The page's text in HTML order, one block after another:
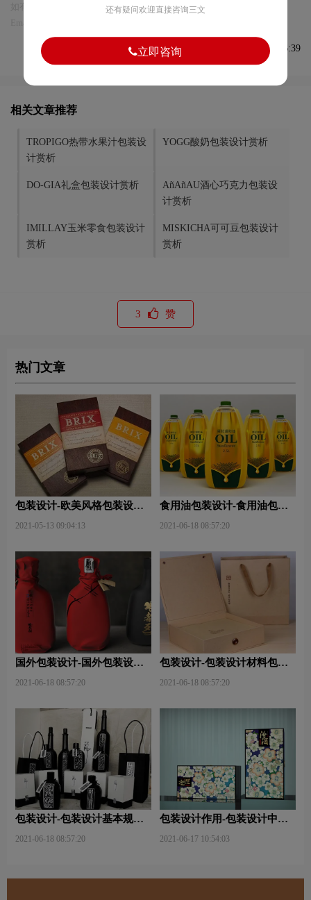
如有内容侵犯您的合法权益，请及时与我们联系
发布于2023-07-10 08:26:39
相关文章推荐
TROPIGO热带水果汁包装设
计赏析
YOGG酸奶包装设计赏析
DO-GIA礼盒包装设计赏析
AñAñAU酒心巧克力包装设
计赏析
IMILLAY玉米零食包装设计
赏析
MISKICHA可可豆包装设计
赏析
3 赞
热门文章
包装设计-欧美风格包装设
2021-05-13 09:04:13
食用油包装设计-食用油包装
2021-06-18 08:57:20
国外包装设计-国外包装设计
2021-06-18 08:57:20
包装设计-包装设计材料包含
2021-06-18 08:57:20
包装设计-包装设计基本规律
2021-06-18 08:57:20
包装设计作用-包装设计中文
2021-06-17 10:54:03
还有疑问欢迎直接咨询三文
立即咨询